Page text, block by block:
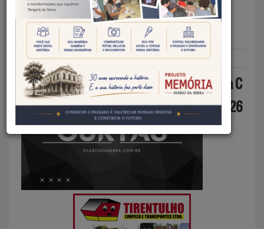
CURTAS
Redação DS 09/07/2026 Curtas
Dia C
2026